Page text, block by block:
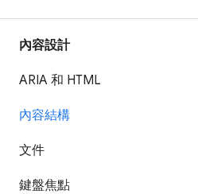
內容設計
ARIA 和 HTML
內容結構
文件
鍵盤焦點